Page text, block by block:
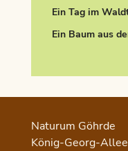
Ein Tag im
Ein Baum aus
Naturum Göhrde
König-Georg-